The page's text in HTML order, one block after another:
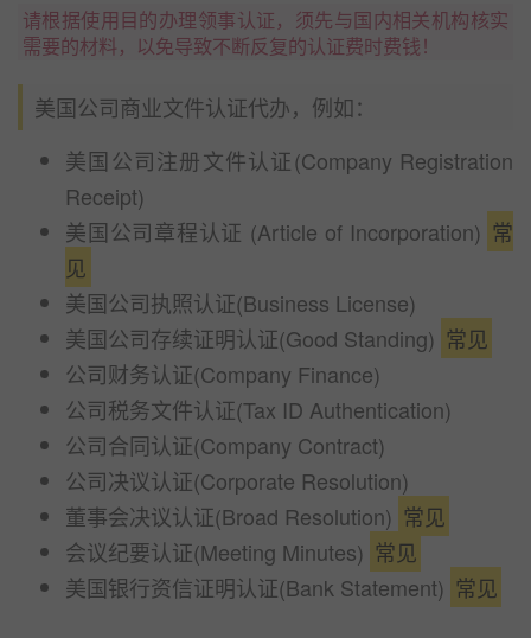
请根据使用目的办理领事认证，须先与国内相关机构核实
需要的材料，以免导致不断反复的认证费时费钱！
美国公司商业文件认证代办，例如：
美国公司注册文件认证(Company Registration
Receipt)
美国公司章程认证 (Article of Incorporation) 常
见
美国公司执照认证(Business License)
美国公司存续证明认证(Good Standing) 常见
公司财务认证(Company Finance)
公司税务文件认证(Tax ID Authentication)
公司合同认证(Company Contract)
公司决议认证(Corporate Resolution)
董事会决议认证(Broad Resolution) 常见
会议纪要认证(Meeting Minutes) 常见
美国银行资信证明认证(Bank Statement) 常见